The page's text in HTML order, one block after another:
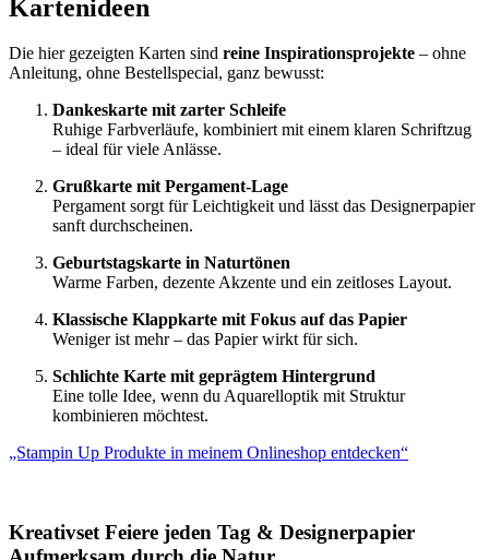
Kartenideen
Die hier gezeigten Karten sind reine Inspirationsprojekte – ohne
Anleitung, ohne Bestellspecial, ganz bewusst:
Dankeskarte mit zarter Schleife
Ruhige Farbverläufe, kombiniert mit einem klaren Schriftzug
– ideal für viele Anlässe.
Grußkarte mit Pergament-Lage
Pergament sorgt für Leichtigkeit und lässt das Designerpapier
sanft durchscheinen.
Geburtstagskarte in Naturtönen
Warme Farben, dezente Akzente und ein zeitloses Layout.
Klassische Klappkarte mit Fokus auf das Papier
Weniger ist mehr – das Papier wirkt für sich.
Schlichte Karte mit geprägtem Hintergrund
Eine tolle Idee, wenn du Aquarelloptik mit Struktur
kombinieren möchtest.
„Stampin Up Produkte in meinem Onlineshop entdecken“
Kreativset Feiere jeden Tag & Designerpapier